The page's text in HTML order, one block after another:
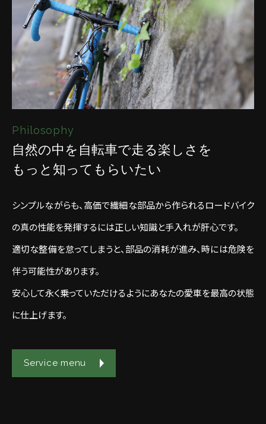
Philosophy
自然の中を自転車で走る楽しさを
もっと知ってもらいたい
シンプルながらも、高価で繊細な部品から作られるロードバイク
の真の性能を発揮するには正しい知識と手入れが肝心です。
適切な整備を怠ってしまうと、部品の消耗が進み、時には危険を
伴う可能性があります。
安心して永く乗っていただけるようにあなたの愛車を最高の状態
に仕上げます。
Service menu